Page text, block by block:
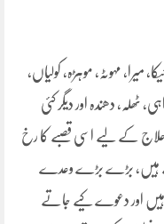
میرا، مہوٹہ، موہڑہ، کولیاں،
ٹھلہ، دھندہ اور دیگر کئی
کے لیے اسی قصبے کا رخ
ہیں، بڑے بڑے وعدے
ہیں اور دعوے کیے جاتے